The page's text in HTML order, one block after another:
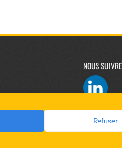
Refuser
NOUS SUIVRE